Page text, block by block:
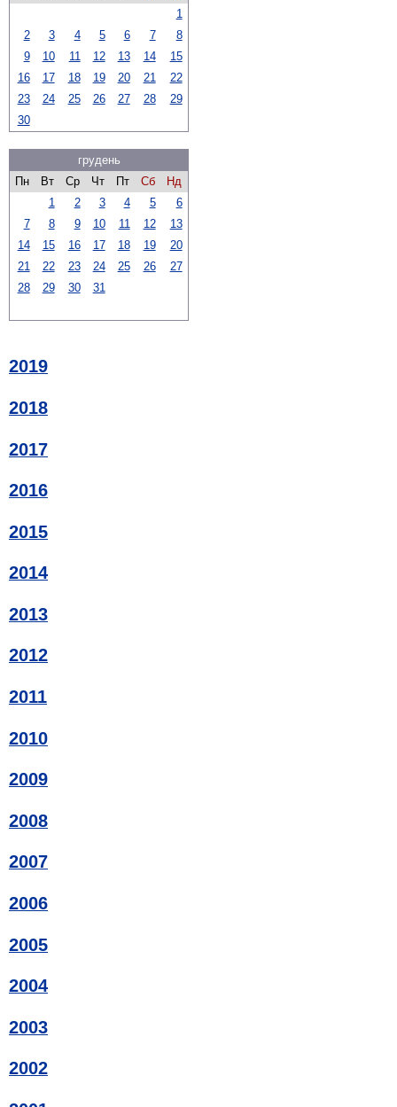
1
2
3 4 5 6 7
8
9
10 11 12 13 14
15
16
17 18 19 20 21
22
23
24 25 26 27 28
29
30
грудень
Пн
Вт Ср Чт Пт Сб
Нд
1
2 3 4 5
6
7
8 9 10 11 12
13
14
15 16 17 18 19
20
21
22 23 24 25 26
27
28
29 30 31
2019
2018
2017
2016
2015
2014
2013
2012
2011
2010
2009
2008
2007
2006
2005
2004
2003
2002